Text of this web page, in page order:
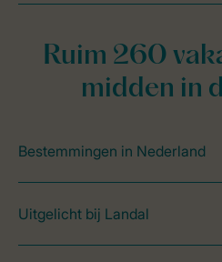
Ruim 260
midden in
Bestemmingen in Nederland
Uitgelicht bij Landal